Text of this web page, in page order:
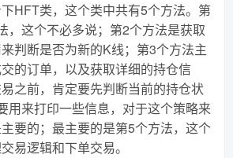
HFT类，这个类中共有5个方法。第
，这个不必多说；第2个方法是获取
判断是否为新的K线；第3个方法主
的订单，以及获取详细的持仓信
之前，肯定要先判断当前的持仓状
用来打印一些信息，对于这个策略来
要的；最主要的是第5个方法，这个
易逻辑和下单交易。